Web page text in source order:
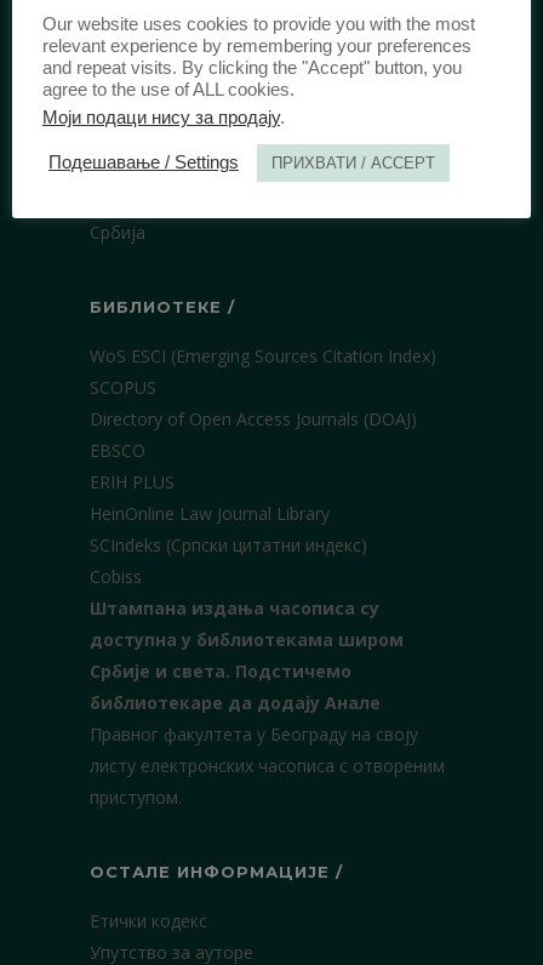
ИЗДАВАЧ /
Правни факултет Универзитета у
Булевар краља Александра 67
Србија
БИБЛИОТЕКЕ /
WoS ESCI (Emerging Sources Citation Index)
SCOPUS
Directory of Open Access Journals (DOAJ)
EBSCO
ERIH PLUS
HeinOnline Law Journal Library
SCIndeks (Српски цитатни индекс)
Cobiss
Штампана издања часописа су
доступна у библиотекама широм
Србије и света. Подстичемо
библиотекаре да додају Анале
Правног факултета у Београду на своју
листу електронских часописа с отвореним
приступом.
ОСТАЛЕ ИНФОРМАЦИЈЕ /
Етички кодекс
Упутство за ауторе
Our website uses cookies to provide you with the most
relevant experience by remembering your preferences
and repeat visits. By clicking the "Accept" button, you
agree to the use of ALL cookies.
Моји подаци нису за продају.
Подешавање / Settings ПРИХВАТИ / ACCEPT